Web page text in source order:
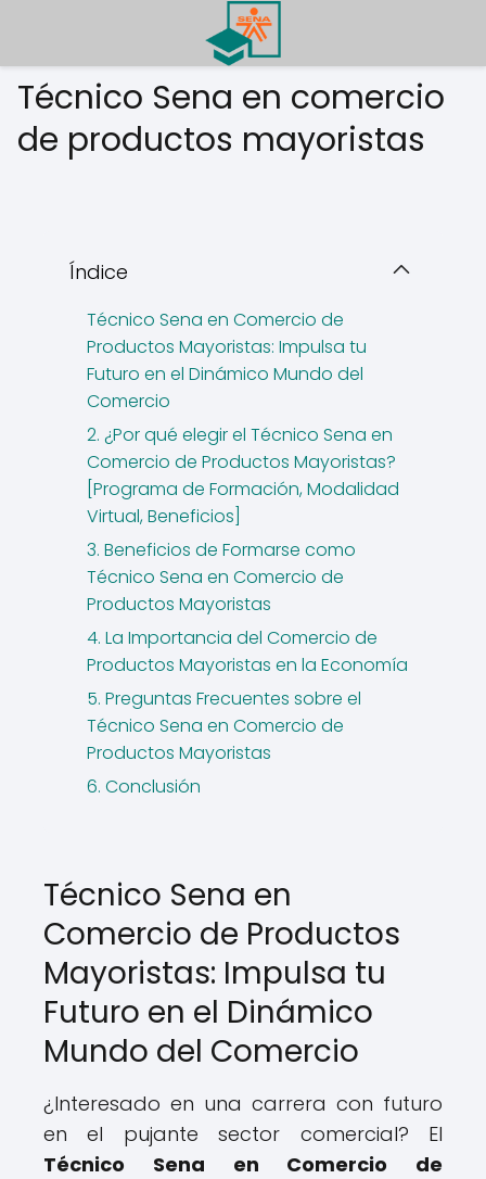
Técnico Sena en comercio
de productos mayoristas
Índice
Técnico Sena en Comercio de
Productos Mayoristas: Impulsa tu
Futuro en el Dinámico Mundo del
Comercio
2. ¿Por qué elegir el Técnico Sena en
Comercio de Productos Mayoristas?
[Programa de Formación, Modalidad
Virtual, Beneficios]
3. Beneficios de Formarse como
Técnico Sena en Comercio de
Productos Mayoristas
4. La Importancia del Comercio de
Productos Mayoristas en la Economía
5. Preguntas Frecuentes sobre el
Técnico Sena en Comercio de
Productos Mayoristas
6. Conclusión
Técnico Sena en
Comercio de Productos
Mayoristas: Impulsa tu
Futuro en el Dinámico
Mundo del Comercio
¿Interesado en una carrera con futuro
en el pujante sector comercial? El
Técnico Sena en Comercio de